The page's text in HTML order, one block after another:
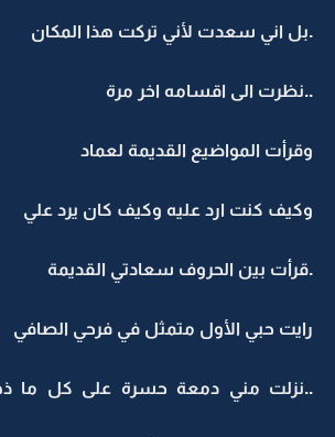
.بل اني سعدت لأني تركت هذا المكان
..نظرت الى اقسامه اخر مرة
وقرأت المواضيع القديمة لعماد
وكيف كنت ارد عليه وكيف كان يرد علي
.قرأت بين الحروف سعادتي القديمة
رايت حبي الأول متمثل في فرحي الصافي
..نزلت مني دمعة حسرة على كل ما